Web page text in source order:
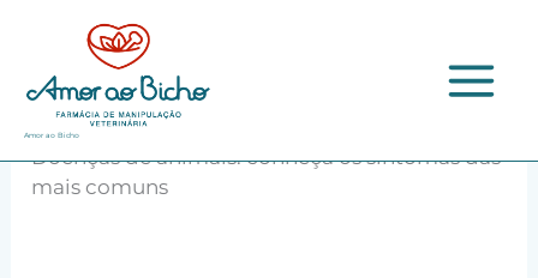
conteúdo
Amor ao Bicho
Início
Cães
Doenças de animais: conheça os sintomas das
mais comuns